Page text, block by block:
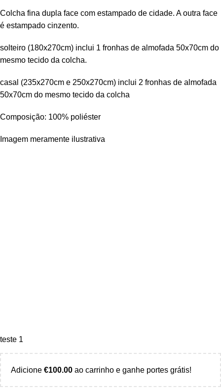
Colcha fina dupla face com estampado de cidade. A outra face
é estampado cinzento.
solteiro (180x270cm) inclui 1 fronhas de almofada 50x70cm do
mesmo tecido da colcha.
casal (235x270cm e 250x270cm) inclui 2 fronhas de almofada
50x70cm do mesmo tecido da colcha
Composição: 100% poliéster
Imagem meramente ilustrativa
teste 1
Adicione €100.00 ao carrinho e ganhe portes grátis!